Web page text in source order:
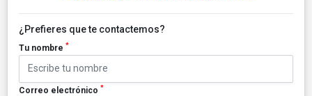
¿Prefieres que te contactemos?
Tu nombre *
Correo electrónico *